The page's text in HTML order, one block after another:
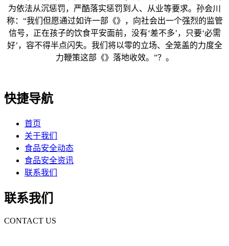
为依法从沉惩罚，严酷落实惩罚到人、从业等要求。孙会川
称：“我们但愿通过如许一部《》，向社会出一个强烈的监管
信号，正在孩子的饮食平安面前，没有‘差不多’，只要‘必需
好’，容不得半点闪失。我们将以零的立场、全笼盖的力度全
力鞭策这部《》落地收效。”？。
快捷导航
首页
关于我们
食品安全动态
食品安全资讯
联系我们
联系我们
CONTACT US